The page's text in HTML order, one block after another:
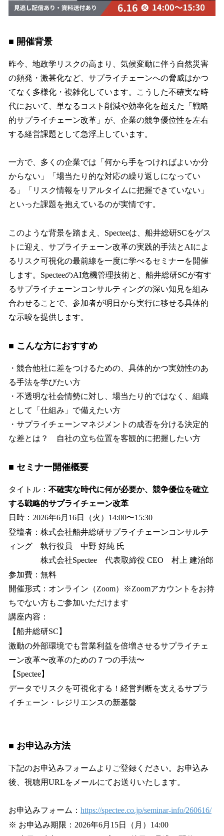
■ 開催背景
昨今、地政学リスクの高まり、気候変動に伴う自然災害
の頻発・激甚化など、サプライチェーンへの脅威はかつ
てなく多様化・複雑化しています。こうした不確実な時
代において、単なるコスト削減や効率化を超えた「戦略
的サプライチェーン改革」が、企業の競争優位性を左右
する経営課題として急浮上しています。
一方で、多くの企業では「何から手をつければよいか分
からない」「場当たり的な対応の繰り返しになってい
る」「リスク情報をリアルタイムに把握できていない」
といった課題を抱えているのが実情です。
このような背景を踏まえ、Specteeは、船井総研SCをゲス
トに迎え、サプライチェーン改革の実践的手法とAIによ
るリスク可視化の最前線を一度に学べるセミナーを開催
します。SpecteeのAI危機管理技術と、船井総研SCが有す
るサプライチェーンコンサルティングの深い知見を組み
合わせることで、参加者が明日から実行に移せる具体的
な示唆を提供します。
■ こんな方におすすめ
・競合他社に差をつけるための、具体的かつ実効性のあ
る手法を学びたい方
・不透明な社会情勢に対し、場当たり的ではなく、組織
として「仕組み」で備えたい方
・サプライチェーンマネジメントの成否を分ける決定的
な差とは？ 自社の立ち位置を客観的に把握したい方
■ セミナー開催概要
タイトル： 不確実な時代に何が必要か、競争優位を確立
する戦略的サプライチェーン改革
日時：2026年6月16日（火）14:00〜15:30
登壇者：株式会社船井総研サプライチェーンコンサルテ
ィング 執行役員 中野 好純 氏
株式会社Spectee 代表取締役 CEO 村上 建治郎
参加費：無料
開催形式：オンライン（Zoom）※Zoomアカウントをお持
ちでない方もご参加いただけます
講座内容：
【船井総研SC】
激動の外部環境でも営業利益を倍増させるサプライチェ
ーン改革〜改革のための７つの手法〜
【Spectee】
データでリスクを可視化する！経営判断を支えるサプラ
イチェーン・レジリエンスの新基盤
■ お申込み方法
下記のお申込みフォームよりご登録ください。お申込み
後、視聴用URLをメールにてお送りいたします。
お申込みフォーム： https://spectee.co.jp/seminar-info/260616/
※ お申込み期限：2026年6月15日（月）14:00